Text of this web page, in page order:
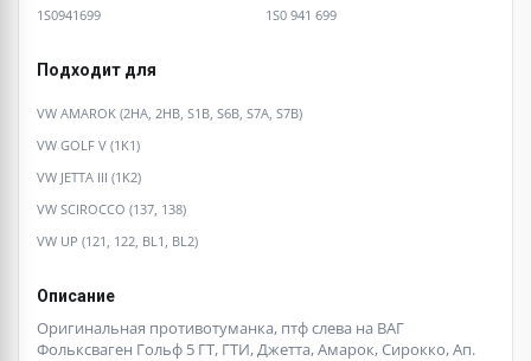
1S0941699
1S0 941 699
Подходит для
VW AMAROK (2HA, 2HB, S1B, S6B, S7A, S7B)
VW GOLF V (1K1)
VW JETTA III (1K2)
VW SCIROCCO (137, 138)
VW UP (121, 122, BL1, BL2)
Описание
Оригинальная противотуманка, птф слева на ВАГ
Фольксваген Гольф 5 ГТ, ГТИ, Джетта, Амарок, Сирокко, Ап.